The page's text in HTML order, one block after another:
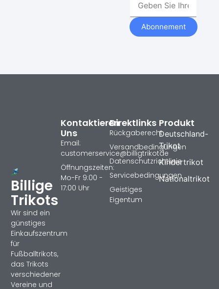
Abonnement
Billige
Trikots
Wir sind ein
günstiges
Einkaufszentrum
für
Fußballtrikots,
das Trikots
verschiedener
Vereine und
Produkt
Deutschland-
Trikot
Kindertrikot
Nationaltrikot
Direktlinks
Rückgaberecht
Versandbedingungen
Datenschutzrichtlinie
Servicebedingungen
Geistiges
Eigentum
Kontaktieren
Uns
Email:
customerservice@billigtrikotde
Öffnungszeiten:
Mo-Fr 9:00 -
17:00 Uhr